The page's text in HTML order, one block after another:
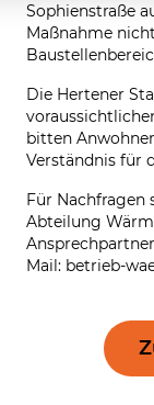
Sophienstraße
Maßnahme
Die Hertener
bitten
Verständnis für
Für Nachfragen
Abteilung
Mail: betrieb-